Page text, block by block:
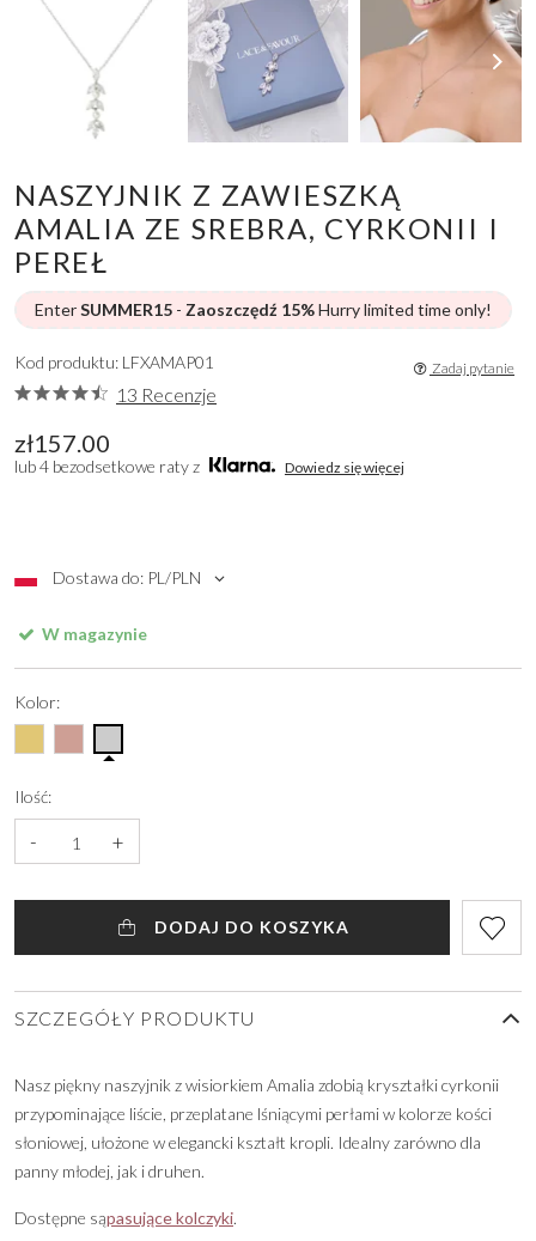
NASZYJNIK Z ZAWIESZKĄ
AMALIA ZE SREBRA, CYRKONII I
PEREŁ
EnterSUMMER15 - Zaoszczędź 15%Hurry limited time only!
zł157.00
lub 4 bezodsetkowe raty z Dowiedz się więcej
Dostawa do: PL/PLN
Kod produktu: LFXAMAP01
13 Recenzje
Zadaj pytanie
W magazynie
Kolor:
Ilość:
- +
DODAJ DO KOSZYKA
SZCZEGÓŁY PRODUKTU
Nasz piękny naszyjnik z wisiorkiem Amalia zdobią kryształki cyrkonii
przypominające liście, przeplatane lśniącymi perłami w kolorze kości
słoniowej, ułożone w elegancki kształt kropli. Idealny zarówno dla
panny młodej, jak i druhen.
Dostępne sąpasujące kolczyki.